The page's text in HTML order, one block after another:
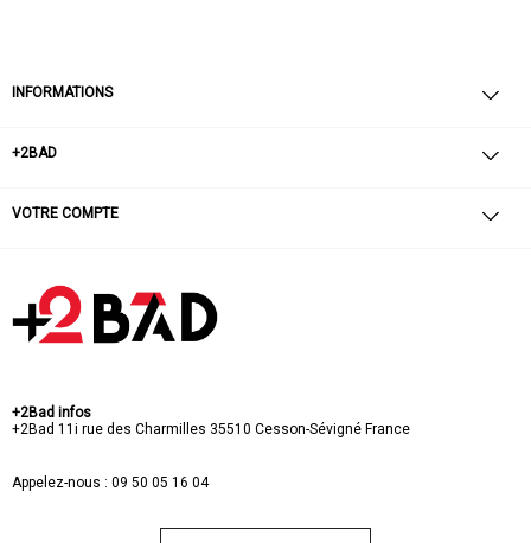
INFORMATIONS
+2BAD
VOTRE COMPTE
+2Bad infos
+2Bad 11i rue des Charmilles 35510 Cesson-Sévigné France
Appelez-nous : 09 50 05 16 04